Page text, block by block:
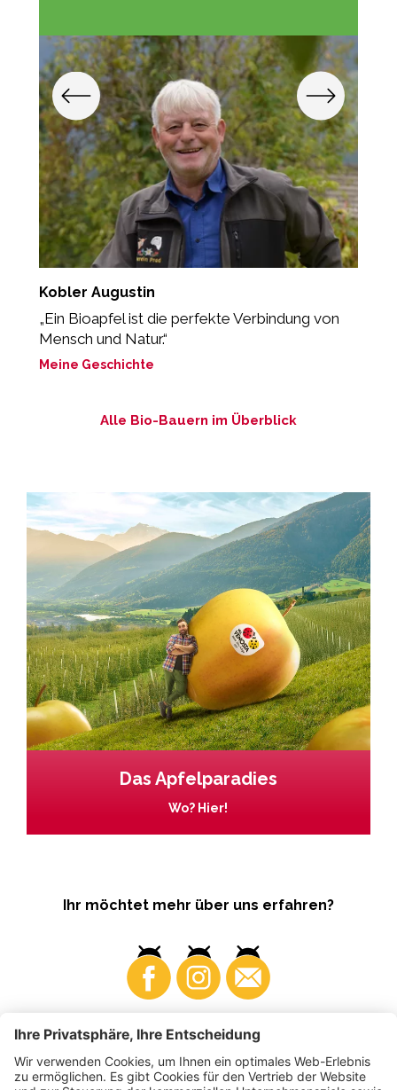
Kobler Augustin
„Ein Bioapfel ist die perfekte Verbindung von
Mensch und Natur.“
Meine Geschichte
Alle Bio-Bauern im Überblick
Das Apfelparadies
Wo? Hier!
Ihr möchtet mehr über uns erfahren?
Business Produzenten